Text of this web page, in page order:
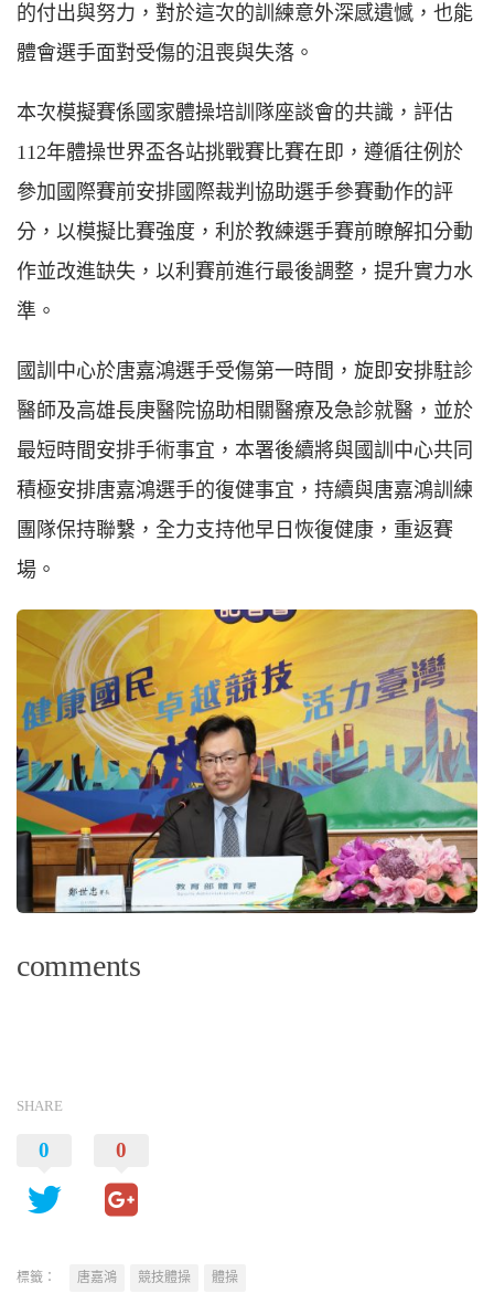
的付出與努力，對於這次的訓練意外深感遺憾，也能
體會選手面對受傷的沮喪與失落。
本次模擬賽係國家體操培訓隊座談會的共識，評估
112年體操世界盃各站挑戰賽比賽在即，遵循往例於
參加國際賽前安排國際裁判協助選手參賽動作的評
分，以模擬比賽強度，利於教練選手賽前瞭解扣分動
作並改進缺失，以利賽前進行最後調整，提升實力水
準。
國訓中心於唐嘉鴻選手受傷第一時間，旋即安排駐診
醫師及高雄長庚醫院協助相關醫療及急診就醫，並於
最短時間安排手術事宜，本署後續將與國訓中心共同
積極安排唐嘉鴻選手的復健事宜，持續與唐嘉鴻訓練
團隊保持聯繫，全力支持他早日恢復健康，重返賽
場。
comments
SHARE
0 0
標籤： 唐嘉鴻 競技體操 體操